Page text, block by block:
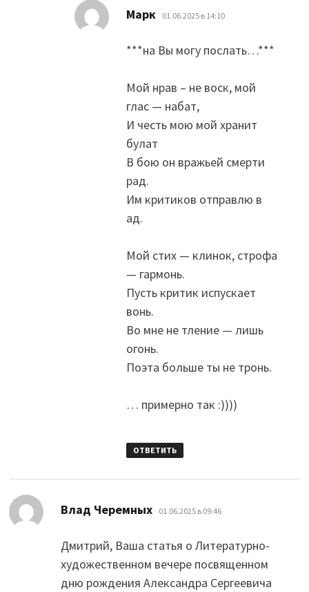
Марк 01.06.2025 в 14:10
***на Вы могу послать…***
Мой нрав – не воск, мой
глас — набат,
И честь мою мой хранит
булат
В бою он вражьей смерти
рад.
Им критиков отправлю в
ад.
Мой стих — клинок, строфа
— гармонь.
Пусть критик испускает
вонь.
Во мне не тление — лишь
огонь.
Поэта больше ты не тронь.
… примерно так :))))
ОТВЕТИТЬ
Влад Черемных: 01.06.2025 в 09:46
Дмитрий, Ваша статья о Литературно-
художественном вечере посвященном
дню рождения Александра Сергеевича